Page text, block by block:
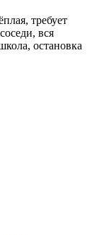
требует
вся
остановка